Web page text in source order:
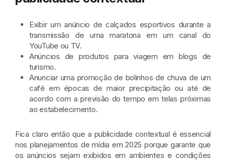
Exibir um anúncio de calçados esportivos durante a
transmissão de uma maratona em um canal do
YouTube ou TV.
Anúncios de produtos para viagem em blogs de
turismo.
Anunciar uma promoção de bolinhos de chuva de um
café em épocas de maior precipitação ou até de
acordo com a previsão do tempo em telas próximas
ao estabelecimento.
Fica claro então que a publicidade contextual é essencial
nos planejamentos de mídia em 2025 porque garante que
os anúncios sejam exibidos em ambientes e condições